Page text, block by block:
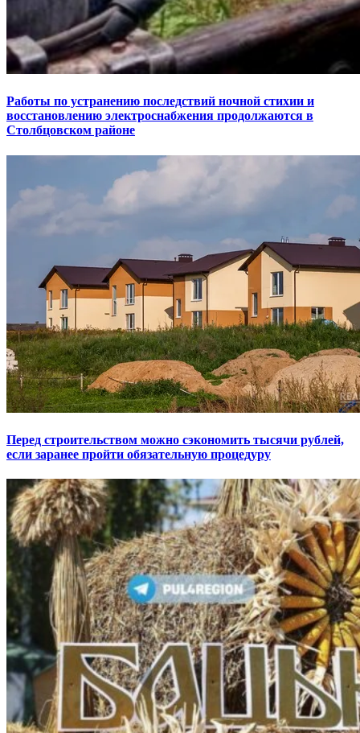
Работы по устранению последствий ночной стихии и
восстановлению электроснабжения продолжаются в
Столбцовском районе
Перед строительством можно сэкономить тысячи рублей,
если заранее пройти обязательную процедуру